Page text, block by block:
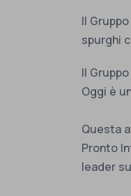
Il
spurghi
Il
Oggi è
Questa
Pronto
leader